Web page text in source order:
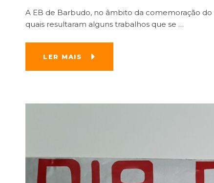
A EB de Barbudo, no âmbito da comemoração
quais resultaram alguns trabalhos que se …
LER MAIS